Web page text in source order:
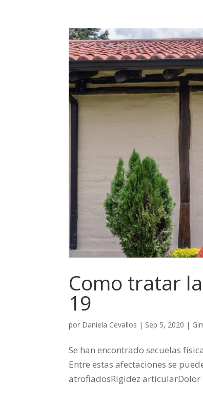
Como tratar
19
por Daniela Cevallos | Sep 5, 2020 |
Se han encontrado secuelas
Entre estas afectaciones se
atrofiadosRigidez articularDolor